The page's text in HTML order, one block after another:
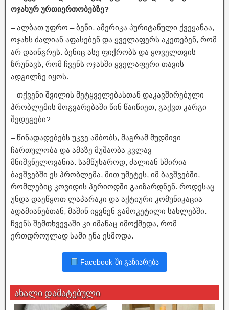
ოჯახურ ურთიერთობებზე?
– ალბათ უფრო – ბენი. ამერიკა პურიტანული ქვეყანაა,
ოჯახს ძალიან აფასებენ და ყველაფერს აკეთებენ, რომ
არ დაინგრეს. ბენიც ასე ფიქრობს და ყოველთვის
ზრუნავს, რომ ჩვენს ოჯახში ყველაფერი თავის
ადგილზე იყოს.
– თქვენი შვილის მეტყველებასთან დაკავშირებული
პრობლემის მოგვარებაში წინ წაიწიეთ, გაქვთ კარგი
შედეგები?
– წინადადებებს უკვე ამბობს, მაგრამ მუდმივი
ჩართულობა და ამაზე მუშაობა კვლავ
მნიშვნელოვანია. სამწუხაროდ, ძალიან ხშირია
ბავშვებში ეს პრობლემა, მით უმეტეს, იმ ბავშვებში,
რომლებიც კოვიდის პერიოდში გაიზარდნენ. როდესაც
უნდა დაეწყოთ ლაპარაკი და აქტიური კომუნიკაცია
ადამიანებთან, მაშინ იყვნენ გამოკეტილი სახლებში.
ჩვენს შემთხვევაში კი იმანაც იმოქმედა, რომ
ერთდროულად სამი ენა ესმოდა.
Facebook-ში გაზიარება
ახალი დამატებული